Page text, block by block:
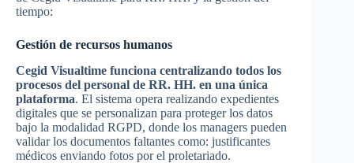
tiempo:
Gestión de recursos humanos
Cegid Visualtime funciona centralizando todos los
procesos del personal de RR. HH. en una única
plataforma. El sistema opera realizando expedientes
digitales que se personalizan para proteger los datos
bajo la modalidad RGPD, donde los managers pueden
validar los documentos faltantes como: justificantes
médicos enviando fotos por el proletariado.